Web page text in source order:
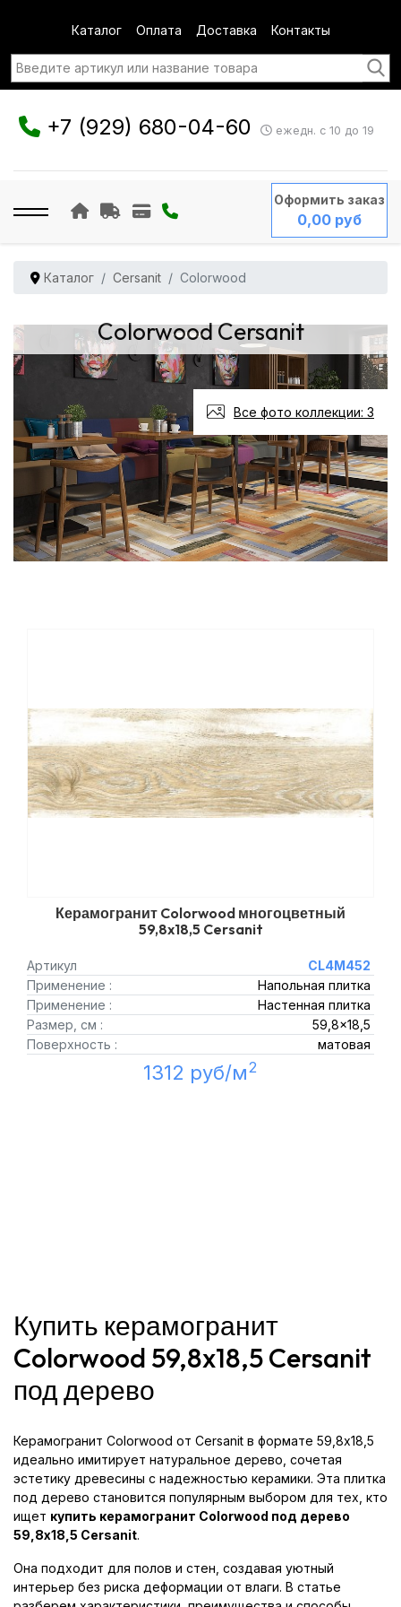
Каталог Оплата Доставка Контакты
+7 (929) 680-04-60 ежедн. с 10 до 19
Оформить заказ
0,00 руб
Каталог Cersanit Colorwood
Colorwood Cersanit
Все фото коллекции: 3
Керамогранит Colorwood многоцветный
59,8x18,5 Cersanit
Артикул
CL4M452
Применение :
Напольная плитка
Применение :
Настенная плитка
Размер, см :
59,8x18,5
Поверхность :
матовая
1312 руб/м2
Купить керамогранит
Colorwood 59,8x18,5 Cersanit
под дерево
Керамогранит Colorwood от Cersanit в формате 59,8x18,5
идеально имитирует натуральное дерево, сочетая
эстетику древесины с надежностью керамики. Эта плитка
под дерево становится популярным выбором для тех, кто
ищет купить керамогранит Colorwood под дерево
59,8x18,5 Cersanit.
Она подходит для полов и стен, создавая уютный
интерьер без риска деформации от влаги. В статье